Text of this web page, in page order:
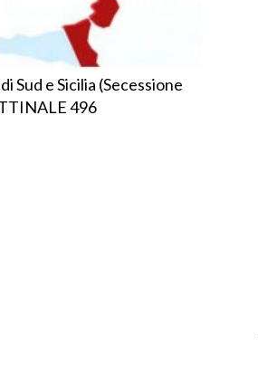
Sud e Sicilia (Secessione
496